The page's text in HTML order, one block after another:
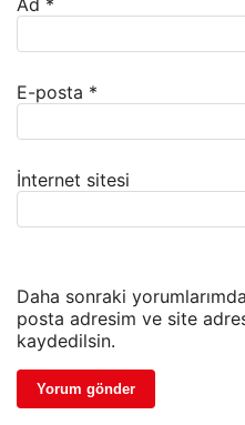
Ad *
E-posta *
İnternet sitesi
Daha sonraki
posta adresim ve site
kaydedilsin.